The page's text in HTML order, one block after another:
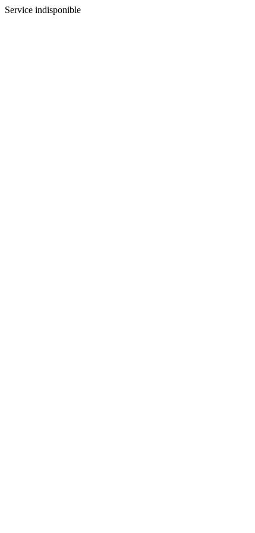
Service indisponible